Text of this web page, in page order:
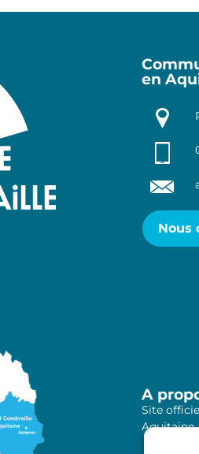
en
Nous
A
Site
Aquitaine